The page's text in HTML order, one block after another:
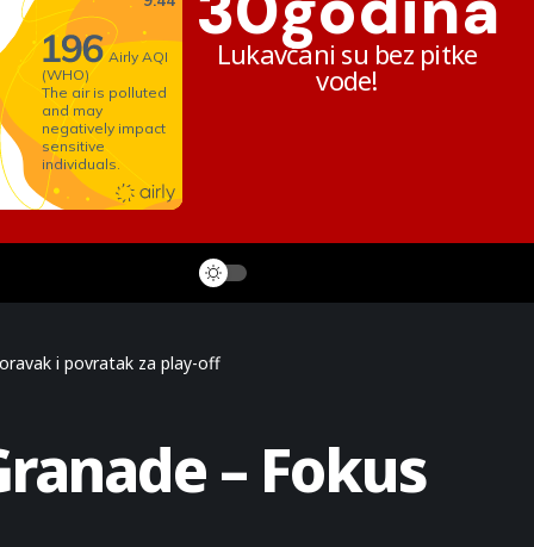
Lukavčani su bez pitke
vode!
i povratak za play-off
– Fokus